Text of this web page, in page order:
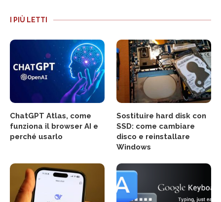
I PIÙ LETTI
ChatGPT Atlas, come
funziona il browser AI e
perché usarlo
Sostituire hard disk con
SSD: come cambiare
disco e reinstallare
Windows